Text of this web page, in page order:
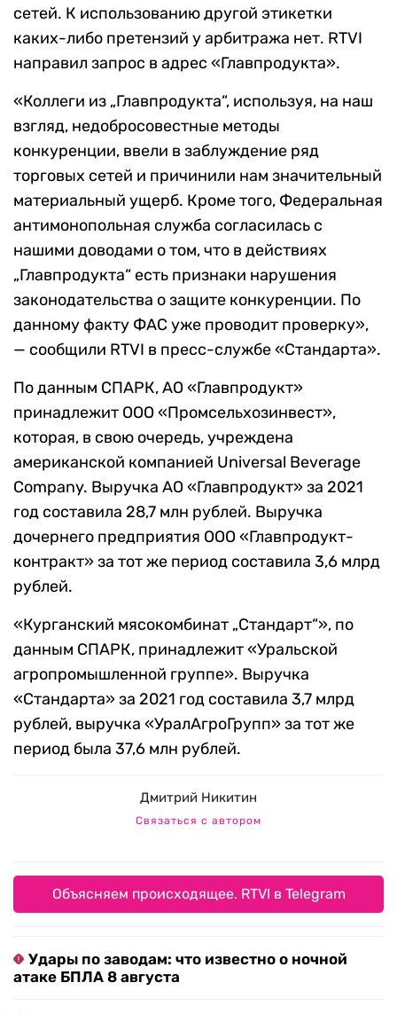
сетей. К использованию другой этикетки
каких-либо претензий у арбитража нет. RTVI
направил запрос в адрес «Главпродукта».
«Коллеги из „Главпродукта“, используя, на наш
взгляд, недобросовестные методы
конкуренции, ввели в заблуждение ряд
торговых сетей и причинили нам значительный
материальный ущерб. Кроме того, Федеральная
антимонопольная служба согласилась с
нашими доводами о том, что в действиях
„Главпродукта“ есть признаки нарушения
законодательства о защите конкуренции. По
данному факту ФАС уже проводит проверку»,
— сообщили RTVI в пресс-службе «Стандарта».
По данным СПАРК, АО «Главпродукт»
принадлежит ООО «Промсельхозинвест»,
которая, в свою очередь, учреждена
американской компанией Universal Beverage
Company. Выручка АО «Главпродукт» за 2021
год составила 28,7 млн рублей. Выручка
дочернего предприятия ООО «Главпродукт-
контракт» за тот же период составила 3,6 млрд
рублей.
«Курганский мясокомбинат „Стандарт“», по
данным СПАРК, принадлежит «Уральской
агропромышленной группе». Выручка
«Стандарта» за 2021 год составила 3,7 млрд
рублей, выручка «УралАгроГрупп» за тот же
период была 37,6 млн рублей.
Дмитрий Никитин
Связаться с автором
Объясняем происходящее. RTVI в Telegram
Удары по заводам: что известно о ночной
атаке БПЛА 8 августа